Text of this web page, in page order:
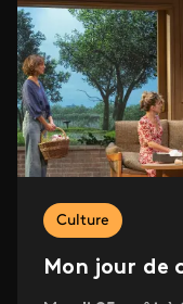
Culture
Mon jour de